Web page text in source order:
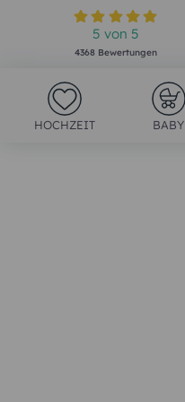
5 von 5
4368Bewertungen
HOCHZEIT BABY